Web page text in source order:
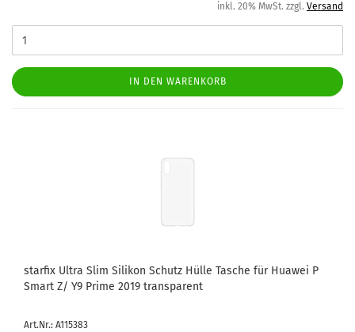
inkl. 20% MwSt. zzgl. Versand
IN DEN WARENKORB
star­fix Ultra Slim Si­li­kon Schutz Hülle Ta­sche für Hua­wei P
Smart Z/ Y9 Prime 2019 trans­pa­rent
Art.Nr.: A115383